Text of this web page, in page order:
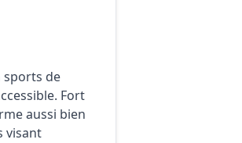
sports de
Fort
aussi bien
visant